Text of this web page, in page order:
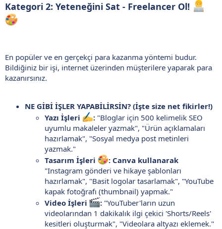
Kategori 2: Yeteneğini Sat - Freelancer Ol!
En popüler ve en gerçekçi para kazanma yöntemi budur.
Bildiğiniz bir işi, internet üzerinden müşterilere yaparak para
kazanırsınız.
NE GİBİ İŞLER YAPABİLİRSİN? (İşte size net fikirler!)
Yazı İşleri
: "Bloglar için 500 kelimelik SEO
uyumlu makaleler yazmak", "Ürün açıklamaları
hazırlamak", "Sosyal medya post metinleri
yazmak."
Tasarım İşleri
: Canva kullanarak
"Instagram gönderi ve hikaye şablonları
hazırlamak", "Basit logolar tasarlamak", "YouTube
kapak fotoğrafı (thumbnail) yapmak."
Video İşleri
: "YouTuber'ların uzun
videolarından 1 dakikalık ilgi çekici 'Shorts/Reels'
kesitleri oluşturmak", "Videolara altyazı eklemek."